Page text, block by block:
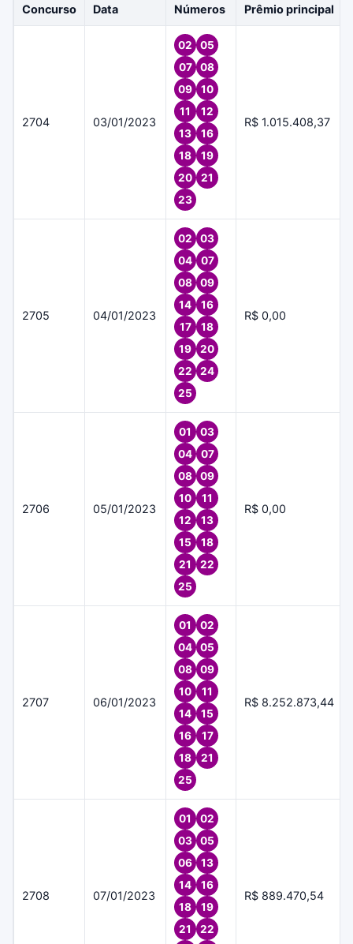
Concurso Data Números Prêmio principal
2704 03/01/2023
02
05
07
08
09
10
11
12
13
16
18
19
20
21
23
R$ 1.015.408,37
2705 04/01/2023
02
03
04
07
08
09
14
16
17
18
19
20
22
24
25
R$ 0,00
2706 05/01/2023
01
03
04
07
08
09
10
11
12
13
15
18
21
22
25
R$ 0,00
2707 06/01/2023
01
02
04
05
08
09
10
11
14
15
16
17
18
21
25
R$ 8.252.873,44
2708 07/01/2023
01
02
03
05
06
13
14
16
18
19
21
22
R$ 889.470,54